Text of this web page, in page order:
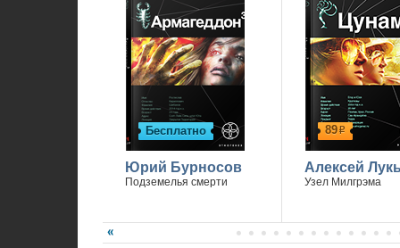
Бесплатно
Юрий Бурносов
Подземелья смерти
89р
Алексей
Узел Милгрэма